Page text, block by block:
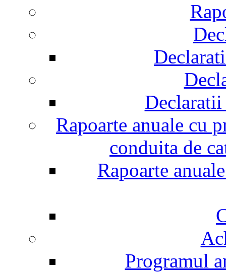
Rapoarte anuale cu
conduita de
Rapoarte
Programul